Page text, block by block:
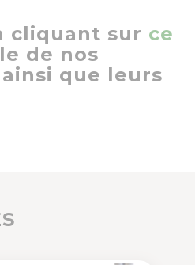
cliquant sur ce
de nos
que leurs